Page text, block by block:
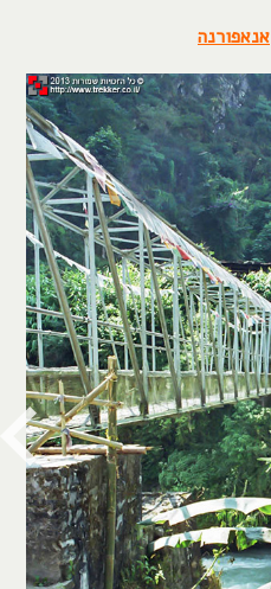
אנאפורנה